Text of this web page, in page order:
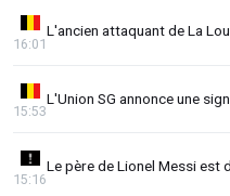
L'ancien attaquant de La
16:01
L'Union SG annonce une
15:53
Le père de Lionel Messi est
15:16